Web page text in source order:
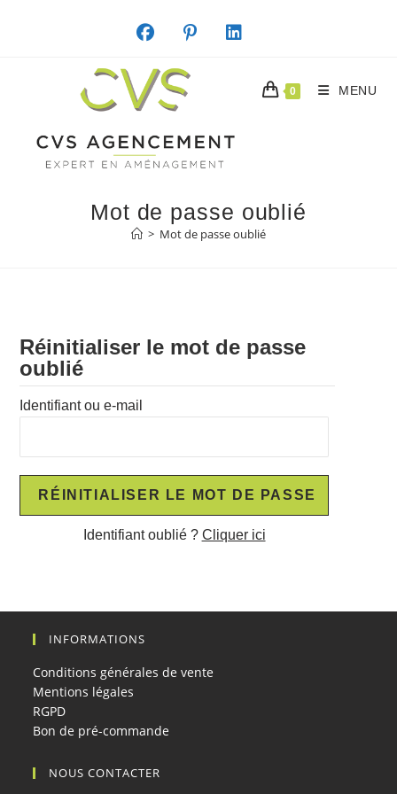
0 MENU
Mot de passe oublié
> Mot de passe oublié
Réinitialiser le mot de passe
oublié
Identifiant ou e-mail
Identifiant oublié ? Cliquer ici
INFORMATIONS
Conditions générales de vente
Mentions légales
RGPD
Bon de pré-commande
NOUS CONTACTER